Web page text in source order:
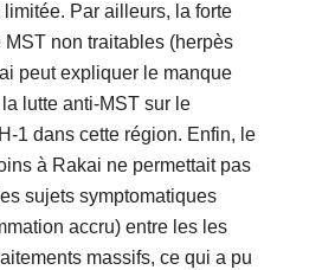
Par ailleurs, la forte
MST non traitables (herpès
peut expliquer le manque
lutte anti-MST sur le
1 dans cette région. Enfin, le
à Rakai ne permettait pas
sujets symptomatiques
accru) entre les les
massifs, ce qui a pu